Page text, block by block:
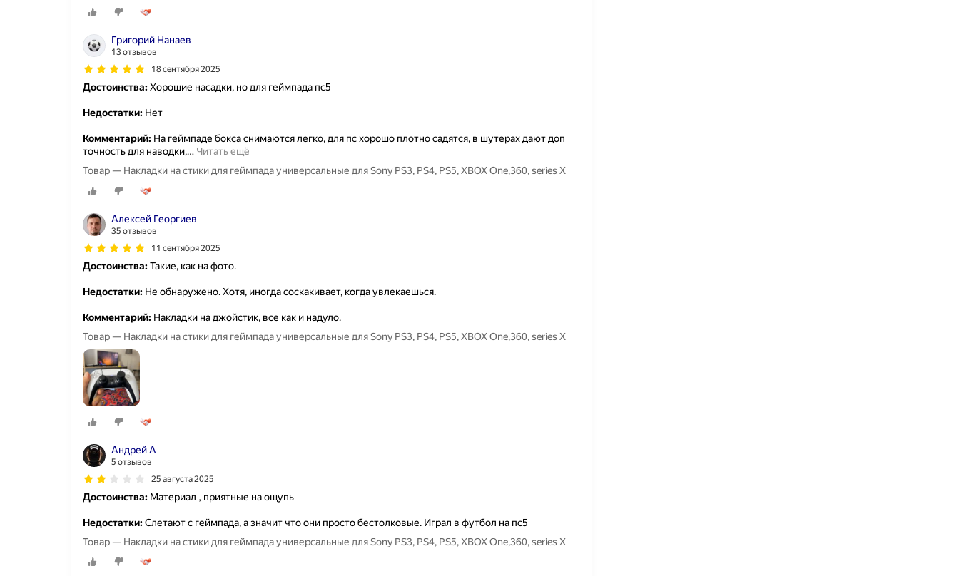
Григорий Нанаев
13 отзывов
18 сентября 2025
Достоинства:Хорошие насадки, но для геймпада пс5
Недостатки: Нет
Комментарий: На геймпаде бокса снимаются легко, для пс хорошо плотно садятся, в шутерах дают доп
точность для наводки,… Читать ещё
Товар — Накладки на стики для геймпада универсальные для Sony PS3, PS4, PS5, XBOX One,360, series X
Алексей Георгиев
35 отзывов
11 сентября 2025
Достоинства:Такие, как на фото.
Недостатки: Не обнаружено. Хотя, иногда соскакивает, когда увлекаешься.
Комментарий: Накладки на джойстик, все как и надуло.
Товар — Накладки на стики для геймпада универсальные для Sony PS3, PS4, PS5, XBOX One,360, series X
Андрей А
5 отзывов
25 августа 2025
Достоинства: Материал , приятные на ощупь
Недостатки:Слетают с геймпада, а значит что они просто бестолковые. Играл в футбол на пс5
Товар — Накладки на стики для геймпада универсальные для Sony PS3, PS4, PS5, XBOX One,360, series X